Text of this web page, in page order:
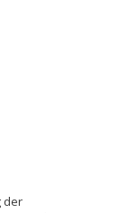
der